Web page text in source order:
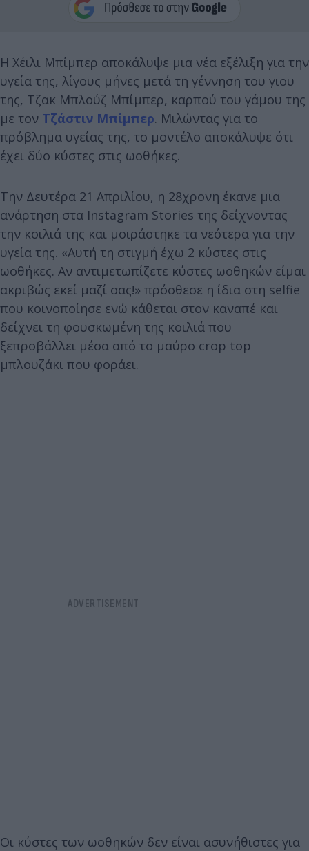
Η Χέιλι Μπίμπερ αποκάλυψε μια νέα εξέλιξη για την
υγεία της, λίγους μήνες μετά τη γέννηση του γιου
της, Τζακ Μπλούζ Μπίμπερ, καρπού του γάμου της
με τον Τζάστιν Μπίμπερ. Μιλώντας για το
πρόβλημα υγείας της, το μοντέλο αποκάλυψε ότι
έχει δύο κύστες στις ωοθήκες.
Την Δευτέρα 21 Απριλίου, η 28χρονη έκανε μια
ανάρτηση στα Instagram Stories της δείχνοντας
την κοιλιά της και μοιράστηκε τα νεότερα για την
υγεία της. «Αυτή τη στιγμή έχω 2 κύστες στις
ωοθήκες. Αν αντιμετωπίζετε κύστες ωοθηκών είμαι
ακριβώς εκεί μαζί σας!» πρόσθεσε η ίδια στη selfie
που κοινοποίησε ενώ κάθεται στον καναπέ και
δείχνει τη φουσκωμένη της κοιλιά που
ξεπροβάλλει μέσα από το μαύρο crop top
μπλουζάκι που φοράει.
Οι κύστες των ωοθηκών δεν είναι ασυνήθιστες για